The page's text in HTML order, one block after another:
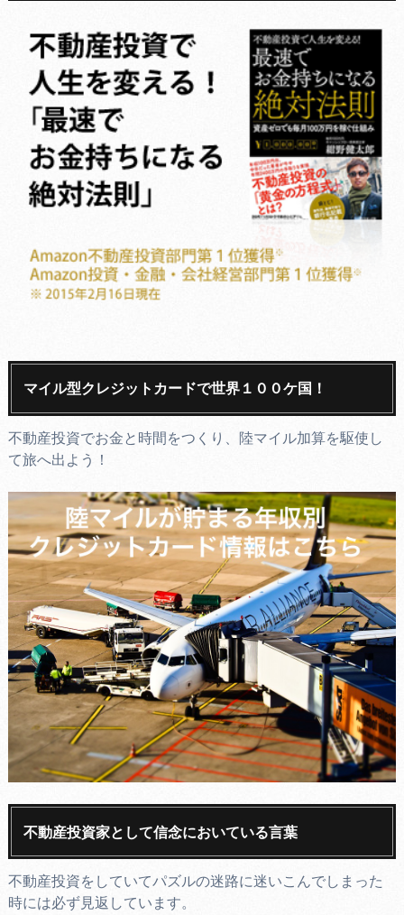
マイル型クレジットカードで世界１００ケ国！
不動産投資でお金と時間をつくり、陸マイル加算を駆使し
て旅へ出よう！
不動産投資家として信念においている言葉
不動産投資をしていてパズルの迷路に迷いこんでしまった
時には必ず見返しています。